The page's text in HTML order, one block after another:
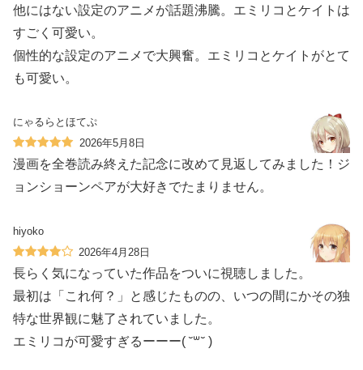
他にはない設定のアニメが話題沸騰。エミリコとケイトは
すごく可愛い。
個性的な設定のアニメで大興奮。エミリコとケイトがとて
も可愛い。
にゃるらとほてぷ
2026年5月8日
漫画を全巻読み終えた記念に改めて見返してみました！ジ
ョンショーンペアが大好きでたまりません。
hiyoko
2026年4月28日
長らく気になっていた作品をついに視聴しました。
最初は「これ何？」と感じたものの、いつの間にかその独
特な世界観に魅了されていました。
エミリコが可愛すぎるーーー( ˘꒳˘ )